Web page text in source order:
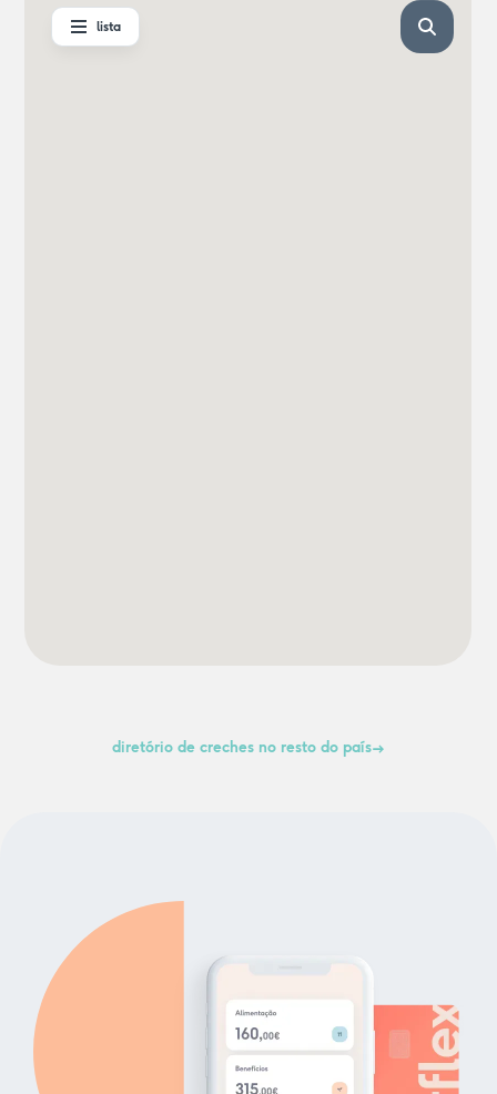
diretório de creches no resto do país